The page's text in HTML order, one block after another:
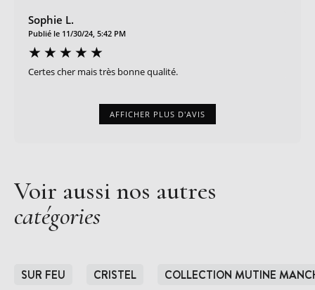
Sophie L.
Publié le 11/30/24, 5:42 PM
Certes cher mais très bonne qualité.
AFFICHER PLUS D'AVIS
Voir aussi nos autres
catégories
SUR FEU CRISTEL COLLECTION MUTINE